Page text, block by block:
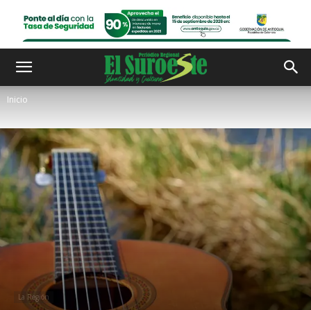
Inicio
La Región